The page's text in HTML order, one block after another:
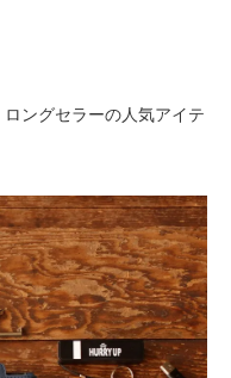
ングセラーの人気アイテ